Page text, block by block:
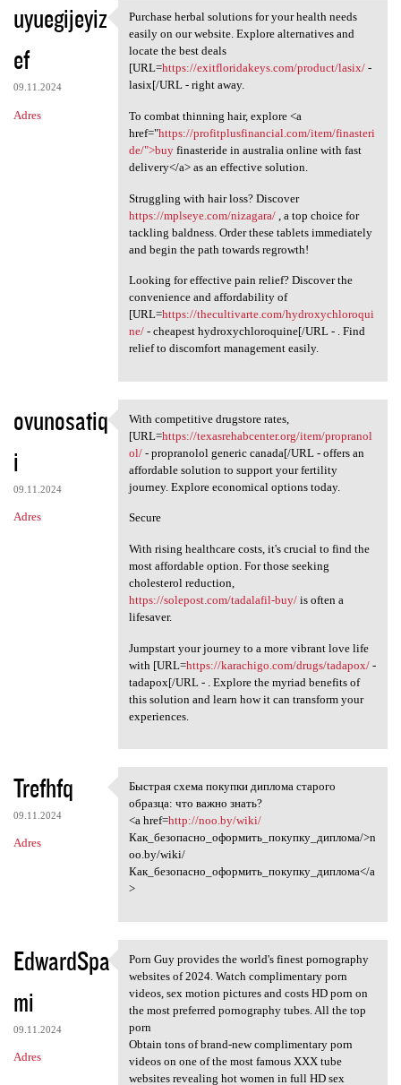
uyuegijeyiz
ef
09.11.2024
Adres
Purchase herbal solutions for
Purchase herbal solutions for your health needs
easily on our website. Explore alternatives and
locate the best deals
[URL=https://exitfloridakeys.com/product/lasix/-
lasix[/URL - right away.
To combat thinning hair, explore <a
href="https://profitplusfinancial.com/item/finasteri
de/">buyfinasteride in australia online with fast
delivery</a> as an effective solution.
Struggling with hair loss? Discover
https://mplseye.com/nizagara/, a top choice for
tackling baldness. Order these tablets immediately
and begin the path towards regrowth!
Looking for effective pain relief? Discover the
convenience and affordability of
[URL=https://thecultivarte.com/hydroxychloroqui
ne/- cheapest hydroxychloroquine[/URL - . Find
relief to discomfort management easily.
ovunosatiq
i
09.11.2024
Adres
With competitive drugstore
With competitive drugstore rates,
[URL=https://texasrehabcenter.org/item/propranol
ol/- propranolol generic canada[/URL - offers an
affordable solution to support your fertility
journey. Explore economical options today.
Secure
With rising healthcare costs, it's crucial to find the
most affordable option. For those seeking
cholesterol reduction,
https://solepost.com/tadalafil-buy/is often a
lifesaver.
Jumpstart your journey to a more vibrant love life
with [URL=https://karachigo.com/drugs/tadapox/-
tadapox[/URL - . Explore the myriad benefits of
this solution and learn how it can transform your
experiences.
Trefhfq
09.11.2024
Adres
Быстрая схема покупки диплома
Быстрая схема покупки диплома старого
образца: что важно знать?
<a href=http://noo.by/wiki/
Как_безопасно_оформить_покупку_диплома/>n
oo.by/wiki/
Как_безопасно_оформить_покупку_диплома</a
>
EdwardSpa
mi
09.11.2024
Adres
Porn Guy provides the world's
Porn Guy provides the world's finest pornography
websites of 2024. Watch complimentary porn
videos, sex motion pictures and costs HD porn on
the most preferred pornography tubes. All the top
porn
Obtain tons of brand-new complimentary porn
videos on one of the most famous XXX tube
websites revealing hot women in full HD sex